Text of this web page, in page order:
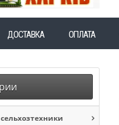
ДОСТАВКА ОПЛАТА